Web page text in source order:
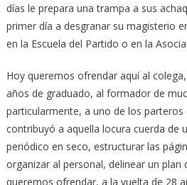
días le prepara una trampa a sus
primer día a desgranar su magisterio
en la Escuela del Partido o en la
Hoy queremos ofrendar aquí al
años de graduado, al formador de
particularmente, a uno de los parteros
contribuyó a aquella locura cuerda de
periódico en seco, estructurar las
organizar al personal, delinear un
queremos ofrendar, a la vuelta de 28